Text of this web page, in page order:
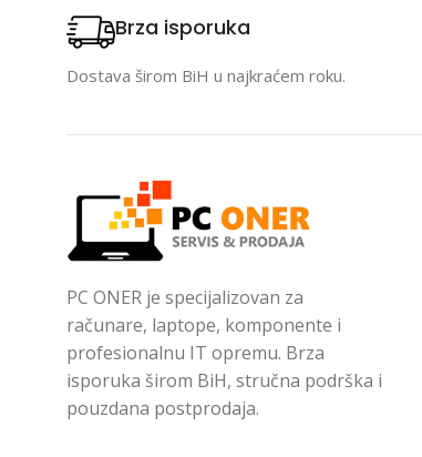
Brza isporuka
Dostava širom BiH u najkraćem roku.
PC ONER je specijalizovan za
računare, laptope, komponente i
profesionalnu IT opremu. Brza
isporuka širom BiH, stručna podrška i
pouzdana postprodaja.